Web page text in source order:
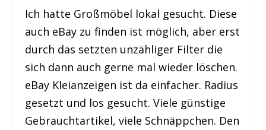
Ich hatte Großmöbel lokal gesucht. Diese
auch eBay zu finden ist möglich, aber erst
durch das setzten unzähliger Filter die
sich dann auch gerne mal wieder löschen.
eBay Kleianzeigen ist da einfacher. Radius
gesetzt und los gesucht. Viele günstige
Gebrauchtartikel, viele Schnäppchen. Den